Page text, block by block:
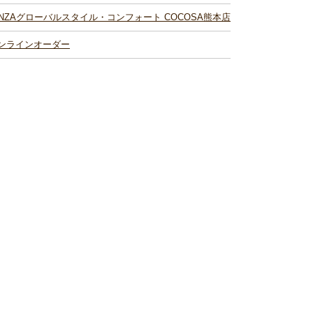
グローバルスタイル・コンフォート COCOSA熊本店
ラインオーダー